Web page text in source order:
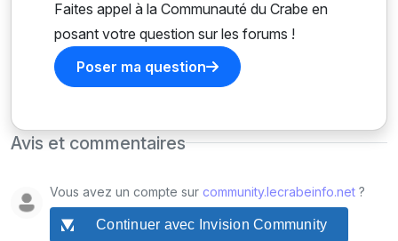
Faites appel à la Communauté du Crabe en
posant votre question sur les forums !
Poser ma question
Avis et commentaires
Vous avez un compte sur community.lecrabeinfo.net ?
Continuer avec Invision Community